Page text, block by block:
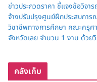
ข่าวประกวดราคา ชี้แจงข้อวิจา
จ้างปรับปรุงศูนย์ฝึกประสบการ
วิชาชีพทางการศึกษา คณะครุศ
จังหวัดเลย จำนวน 1 งาน ด้ว
คลังเก็บ